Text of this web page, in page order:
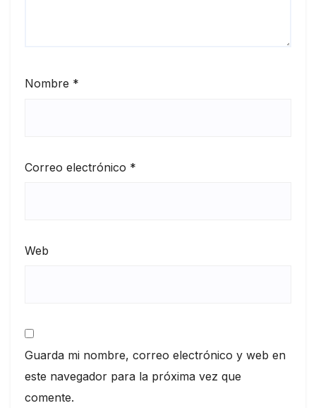
Nombre *
Correo electrónico *
Web
Guarda mi nombre, correo electrónico y web en
este navegador para la próxima vez que
comente.